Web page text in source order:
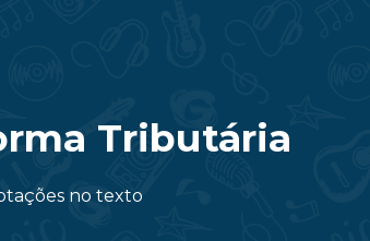
Tributária
no texto